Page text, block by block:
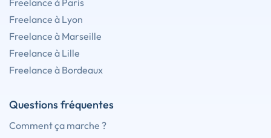
Freelance à Paris
Freelance à Lyon
Freelance à Marseille
Freelance à Lille
Freelance à Bordeaux
Questions fréquentes
Comment ça marche ?